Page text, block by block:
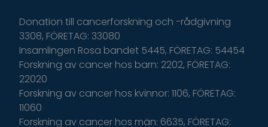
Donation till cancerforskning och -rådgivning
3308, FÖRETAG: 33080
Insamlingen Rosa bandet 5445, FÖRETAG: 54454
Forskning av cancer hos barn: 2202, FÖRETAG:
22020
Forskning av cancer hos kvinnor: 1106, FÖRETAG:
11060
Forskning av cancer hos män: 6635, FÖRETAG: